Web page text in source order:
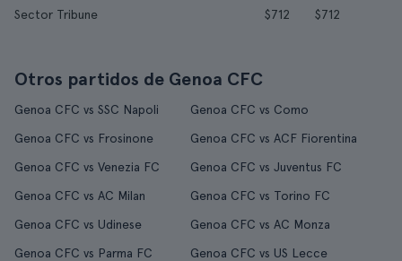
Sector Tribune $712 $712
Otros partidos de Genoa CFC
Genoa CFC vs SSC Napoli
Genoa CFC vs Como
Genoa CFC vs Frosinone
Genoa CFC vs ACF Fiorentina
Genoa CFC vs Venezia FC
Genoa CFC vs Juventus FC
Genoa CFC vs AC Milan
Genoa CFC vs Torino FC
Genoa CFC vs Udinese
Genoa CFC vs AC Monza
Genoa CFC vs Parma FC
Genoa CFC vs US Lecce